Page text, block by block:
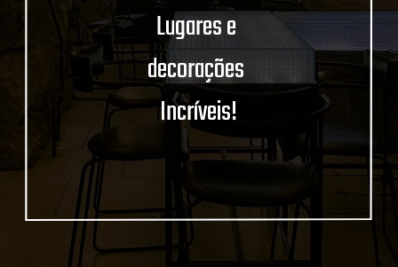
Lugares e
decorações
Incríveis!